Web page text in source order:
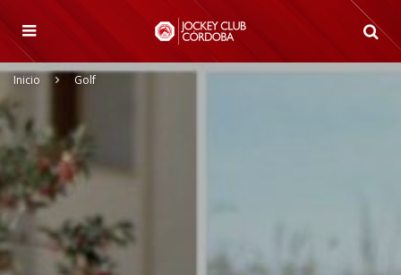
Inicio Golf